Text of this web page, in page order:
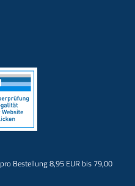
pro Bestellung 8,95 EUR bis 79,00